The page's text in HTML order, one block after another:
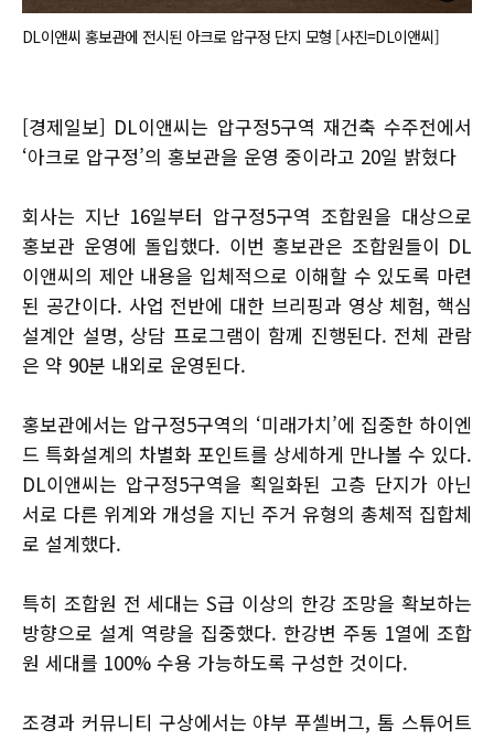
DL이앤씨 홍보관에 전시된 아크로 압구정 단지 모형 [사진=DL이앤씨]
[경제일보] DL이앤씨는 압구정5구역 재건축 수주전에서
‘아크로 압구정’의 홍보관을 운영 중이라고 20일 밝혔다
회사는 지난 16일부터 압구정5구역 조합원을 대상으로
홍보관 운영에 돌입했다. 이번 홍보관은 조합원들이 DL
이앤씨의 제안 내용을 입체적으로 이해할 수 있도록 마련
된 공간이다. 사업 전반에 대한 브리핑과 영상 체험, 핵심
설계안 설명, 상담 프로그램이 함께 진행된다. 전체 관람
은 약 90분 내외로 운영된다.
홍보관에서는 압구정5구역의 ‘미래가치’에 집중한 하이엔
드 특화설계의 차별화 포인트를 상세하게 만나볼 수 있다.
DL이앤씨는 압구정5구역을 획일화된 고층 단지가 아닌
서로 다른 위계와 개성을 지닌 주거 유형의 총체적 집합체
로 설계했다.
특히 조합원 전 세대는 S급 이상의 한강 조망을 확보하는
방향으로 설계 역량을 집중했다. 한강변 주동 1열에 조합
원 세대를 100% 수용 가능하도록 구성한 것이다.
조경과 커뮤니티 구상에서는 야부 푸셸버그, 톰 스튜어트